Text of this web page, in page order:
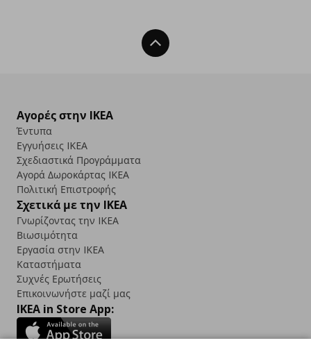
Back To Top
Αγορές στην IKEA
Έντυπα
Εγγυήσεις IKEA
Σχεδιαστικά Προγράμματα
Αγορά Δωρoκάρτας IKEA
Πολιτική Επιστροφής
Σχετικά με την IKEA
Γνωρίζοντας την IKEA
Βιωσιμότητα
Εργασία στην IKEA
Καταστήματα
Συχνές Ερωτήσεις
Επικοινωνήστε μαζί μας
IKEA in Store App: